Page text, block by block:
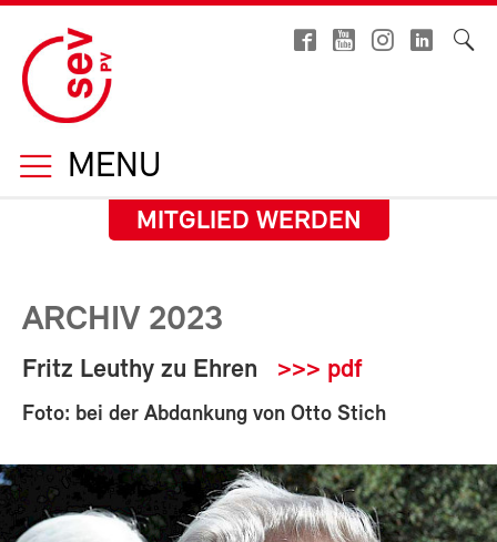
MENU
MITGLIED WERDEN
ARCHIV 2023
Fritz Leuthy zu Ehren >>> pdf
Foto: bei der Abdankung von Otto Stich